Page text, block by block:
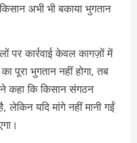
अभी भी बकाया भुगतान
पर कार्रवाई केवल कागज़ों में
पूरा भुगतान नहीं होगा, तब
कहा कि किसान संगठन
लेकिन यदि मांगे नहीं मानी गईं